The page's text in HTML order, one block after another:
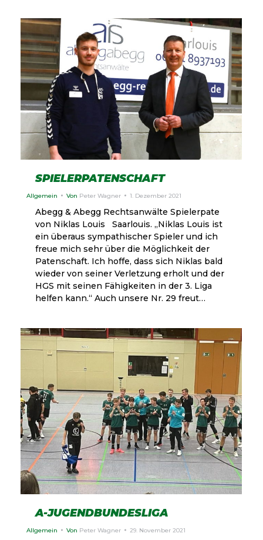
SPIELERPATENSCHAFT
Allgemein Von Peter Wagner 1. Dezember 2021
Abegg & Abegg Rechtsanwälte Spielerpate
von Niklas Louis Saarlouis. „Niklas Louis ist
ein überaus sympathischer Spieler und ich
freue mich sehr über die Möglichkeit der
Patenschaft. Ich hoffe, dass sich Niklas bald
wieder von seiner Verletzung erholt und der
HGS mit seinen Fähigkeiten in der 3. Liga
helfen kann.“ Auch unsere Nr. 29 freut…
A-JUGENDBUNDESLIGA
Allgemein Von Peter Wagner 29. November 2021